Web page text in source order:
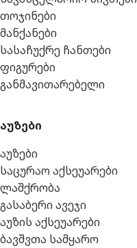
თოჯინები
მანქანები
სასაჩუქრე ჩანთები
ფიგურები
განმავითარებელი
აუზები
აუზები
საცურაო აქსეუარები
ლაშქრობა
გასაბერი ავეჯი
აუზის აქსეუარები
ბავშვთა სამყარო